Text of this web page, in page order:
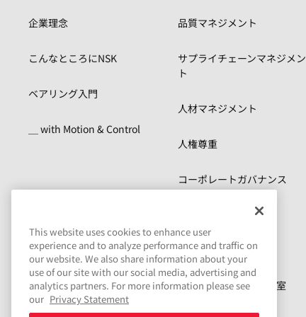
企業理念
こんなところにNSK
ベアリング入門
＿ with Motion & Control
品質マネジメント
サプライチェーンマネジメン
ト
人材マネジメント
人権尊重
コーポレートガバナンス
リスクマネジメント
コンプライアンス
サステナビリティ資料室
This website uses cookies to enhance user
experience and to analyze performance and traffic on
our website. We also share information about your
use of our site with our social media, advertising and
analytics partners. For more information please see
our Privacy Statement